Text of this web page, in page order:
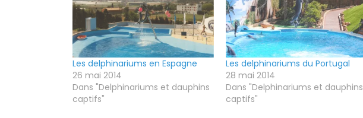
Les delphinariums en Espagne
26 mai 2014
Dans "Delphinariums et dauphins
captifs"
Les delphinariums du Portugal
28 mai 2014
Dans "Delphinariums et dauphins
captifs"